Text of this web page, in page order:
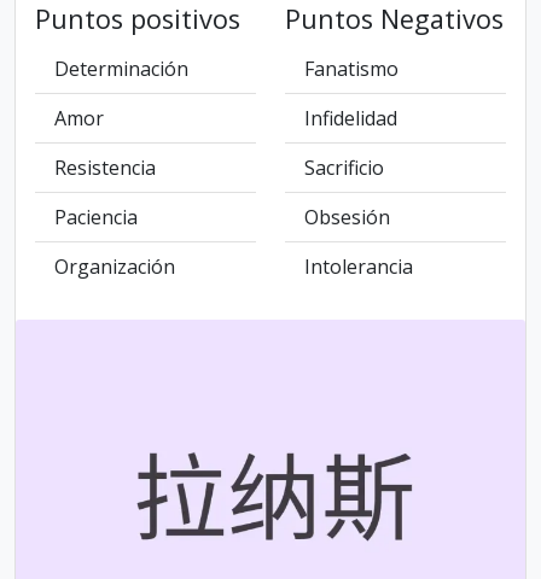
Puntos positivos
Determinación
Amor
Resistencia
Paciencia
Organización
Puntos Negativos
Fanatismo
Infidelidad
Sacrificio
Obsesión
Intolerancia